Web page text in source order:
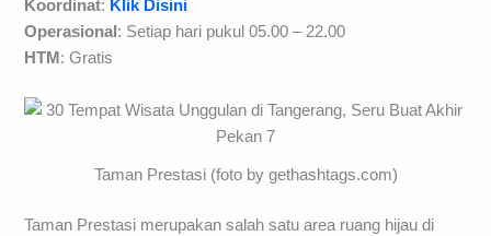
Koordinat: Klik Disini
Operasional : Setiap hari pukul 05.00 – 22.00
HTM : Gratis
Taman Prestasi (foto by gethashtags.com)
Taman Prestasi merupakan salah satu area ruang hijau di